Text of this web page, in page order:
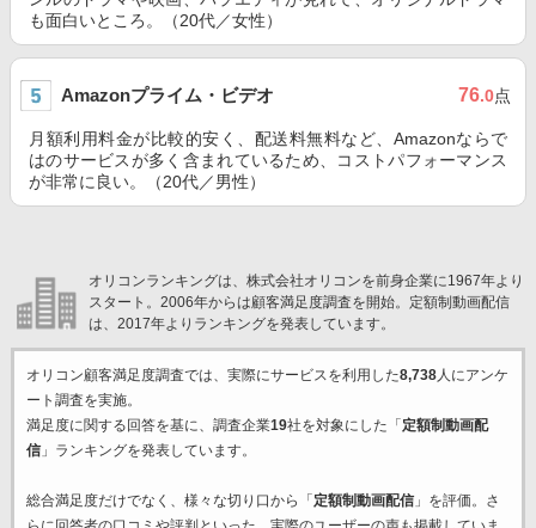
も面白いところ。（20代／女性）
Amazonプライム・ビデオ 76.0点
月額利用料金が比較的安く、配送料無料など、Amazonならで
はのサービスが多く含まれているため、コストパフォーマンス
が非常に良い。（20代／男性）
オリコンランキングは、株式会社オリコンを前身企業に1967年より
スタート。2006年からは顧客満足度調査を開始。定額制動画配信
は、2017年よりランキングを発表しています。
オリコン顧客満足度調査では、実際にサービスを利用した8,738人にアンケ
ート調査を実施。
満足度に関する回答を基に、調査企業19社を対象にした「 定額制動画配
信」ランキングを発表しています。
総合満足度だけでなく、様々な切り口から「 定額制動画配信」を評価。さ